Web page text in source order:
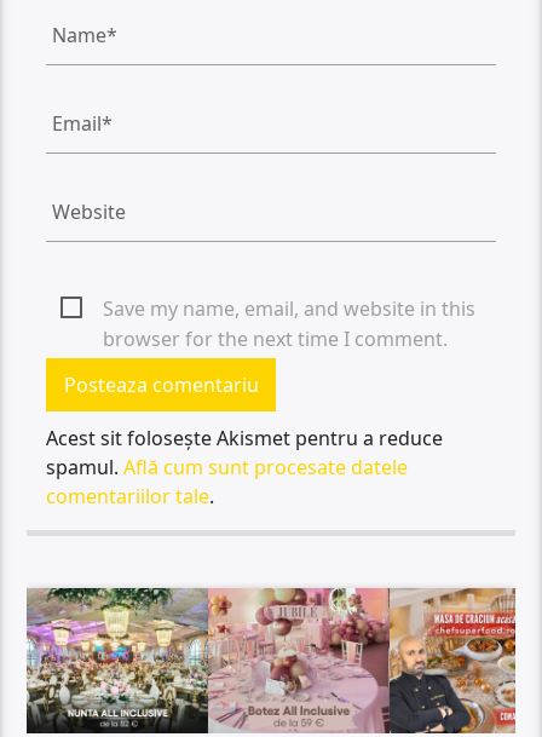
Save my name, email, and website in this
browser for the next time I comment.
Acest sit folosește Akismet pentru a reduce
spamul.Află cum sunt procesate datele
comentariilor tale.